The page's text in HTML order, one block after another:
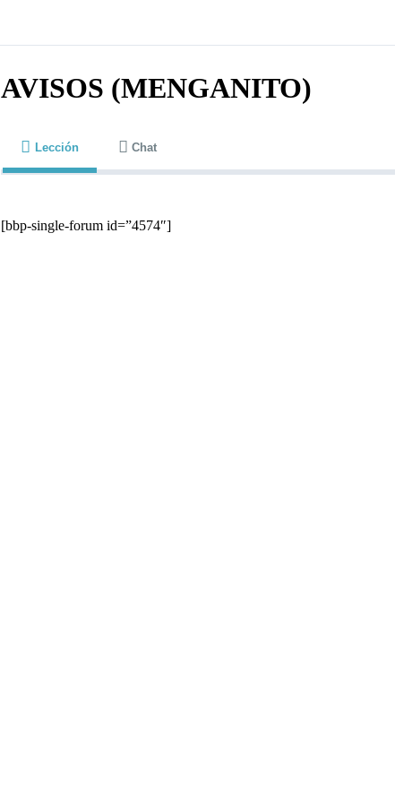
AVISOS (MENGANITO)
Lección Chat
[bbp-single-forum id=”4574″]